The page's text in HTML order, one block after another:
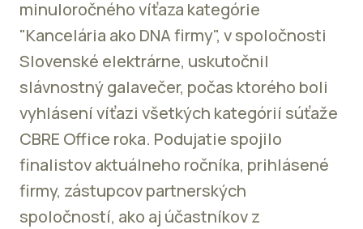
minuloročného víťaza kategórie
"Kancelária ako DNA firmy", v spoločnosti
Slovenské elektrárne, uskutočnil
slávnostný galavečer, počas ktorého boli
vyhlásení víťazi všetkých kategórií súťaže
CBRE Office roka. Podujatie spojilo
finalistov aktuálneho ročníka, prihlásené
firmy, zástupcov partnerských
spoločností, ako aj účastníkov z